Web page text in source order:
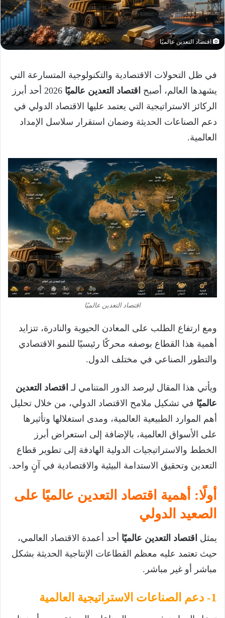
اقتصاد التعدين عالميًا
في ظل التحولات الاقتصادية والتكنولوجية المتسارعة التي
يشهدها العالم، أصبح اقتصاد التعدين عالميًا
2026 أحد أبرز
الركائز الاستراتيجية التي يعتمد عليها الاقتصاد الدولي في
دعم الصناعات الحديثة وضمان استقرار سلاسل الإمداد
العالمية.
اقتصاد التعدين عالميًا
ومع ارتفاع الطلب على المعادن الحيوية والنادرة، تتزايد
أهمية هذا القطاع بوصفه محركًا رئيسيًا للنمو الاقتصادي
والتطور الصناعي في مختلف الدول.
ويأتي هذا المقال ليرصد الدور المتنامي لـ اقتصاد التعدين
عالميًا في تشكيل ملامح الاقتصاد الدولي، من خلال تحليل
أهم الموارد الطبيعية العالمية، ومدى استغلالها وتأثيرها
على الأسواق العالمية، بالإضافة إلى استعراض أبرز
الخطط والاستراتيجيات الدولية الهادفة إلى تطوير قطاع
التعدين وتحقيق الاستدامة البيئية والاقتصادية في آنٍ واحد.
أولًا: أهمية اقتصاد التعدين عالميًا على
الصعيد الدولي
يمثل اقتصاد التعدين عالميًا أحد أعمدة الاقتصاد العالمي،
حيث تعتمد عليه معظم القطاعات الإنتاجية الحديثة بشكل
مباشر أو غير مباشر.
1- دعم الصناعات الاستراتيجية العالمية